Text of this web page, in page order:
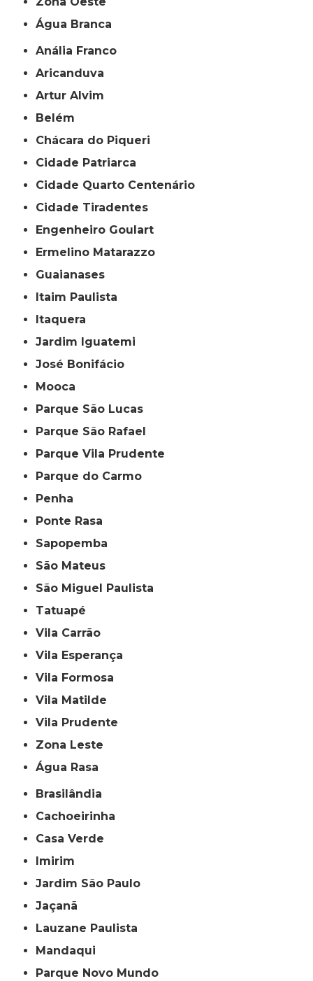
Água Branca
Anália Franco
Aricanduva
Artur Alvim
Belém
Chácara do Piqueri
Cidade Patriarca
Cidade Quarto Centenário
Cidade Tiradentes
Engenheiro Goulart
Ermelino Matarazzo
Guaianases
Itaim Paulista
Itaquera
Jardim Iguatemi
José Bonifácio
Mooca
Parque São Lucas
Parque São Rafael
Parque Vila Prudente
Parque do Carmo
Penha
Ponte Rasa
Sapopemba
São Mateus
São Miguel Paulista
Tatuapé
Vila Carrão
Vila Esperança
Vila Formosa
Vila Matilde
Vila Prudente
Zona Leste
Água Rasa
Brasilândia
Cachoeirinha
Casa Verde
Imirim
Jardim São Paulo
Jaçanã
Lauzane Paulista
Mandaqui
Parque Novo Mundo